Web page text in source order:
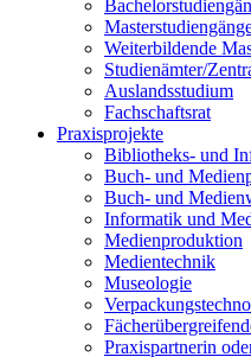
Weiterbildende
Studienämter/
Auslandsstudium
Fachschaftsrat
Praxisprojekte
Bibliotheks- und
Buch- und
Buch- und
Informatik und
Medienproduktion
Medientechnik
Museologie
Praxispartnerin